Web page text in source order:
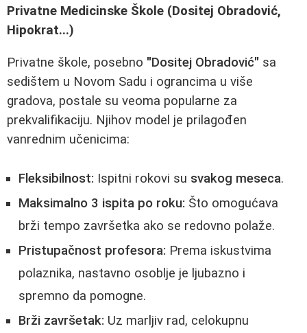
Privatne Medicinske Škole (Dositej Obradović,
Hipokrat...)
Privatne škole, posebno "Dositej Obradović" sa
sedištem u Novom Sadu i ograncima u više
gradova, postale su veoma popularne za
prekvalifikaciju. Njihov model je prilagođen
vanrednim učenicima:
Fleksibilnost: Ispitni rokovi su svakog meseca.
Maksimalno 3 ispita po roku: Što omogućava
brži tempo završetka ako se redovno polaže.
Pristupačnost profesora: Prema iskustvima
polaznika, nastavno osoblje je ljubazno i
spremno da pomogne.
Brži završetak: Uz marljiv rad, celokupnu